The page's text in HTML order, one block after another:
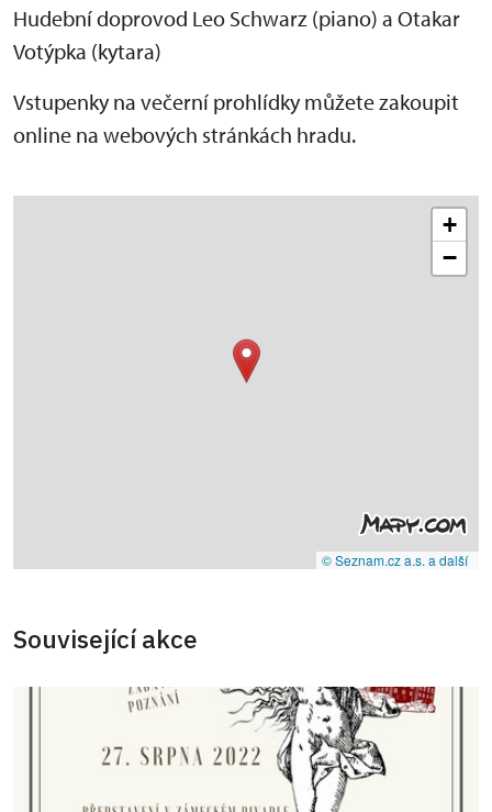
Hudební doprovod Leo Schwarz (piano) a Otakar
Votýpka (kytara)
Vstupenky na večerní prohlídky můžete zakoupit
online na webových stránkách hradu.
+
−
© Seznam.cz a.s. a další
Související akce